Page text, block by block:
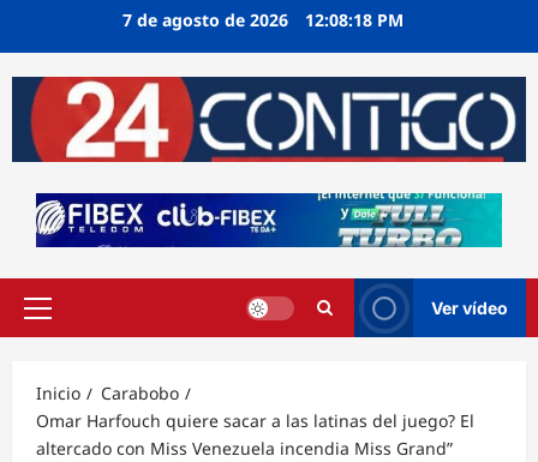
7 de agosto de 2026 12:08:19 PM
Menú
Ver vídeo
Inicio
Carabobo
Omar Harfouch quiere sacar a las latinas del juego? El
altercado con Miss Venezuela incendia Miss Grand”